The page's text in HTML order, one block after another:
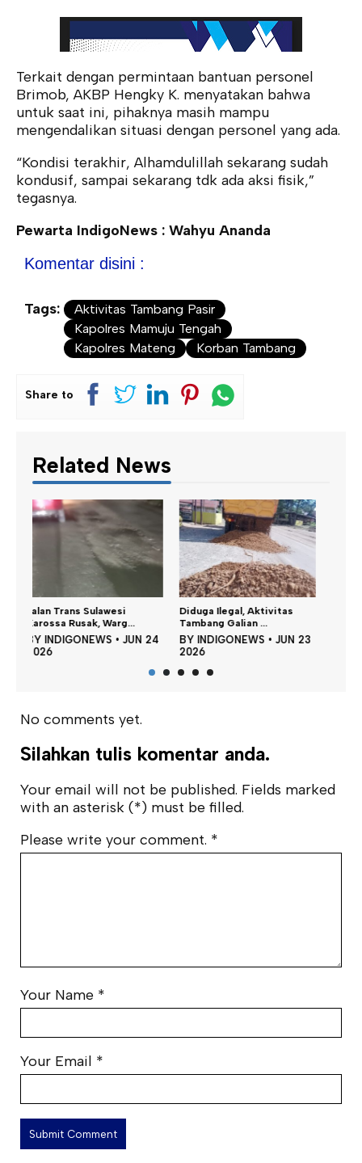
Terkait dengan permintaan bantuan personel
Brimob, AKBP Hengky K. menyatakan bahwa
untuk saat ini, pihaknya masih mampu
mengendalikan situasi dengan personel yang ada.
“Kondisi terakhir, Alhamdulillah sekarang sudah
kondusif, sampai sekarang tdk ada aksi fisik,”
tegasnya.
Pewarta IndigoNews : Wahyu Ananda
Komentar disini :
Tags:
Aktivitas Tambang Pasir
Kapolres Mamuju Tengah
Kapolres Mateng
Korban Tambang
Share to
Related News
Diduga Ilegal, Aktivitas
Tambang Galian ...
BY INDIGONEWS •JUN 23
2026
Pria Asal Polman Tewas
Dianiaya, Dua Pel...
BY INDIGONEWS •MEI 23
2026
No comments yet.
Silahkan tulis komentar anda.
Your email will not be published. Fields marked
with an asterisk (*) must be filled.
Please write your comment. *
Your Name *
Your Email *